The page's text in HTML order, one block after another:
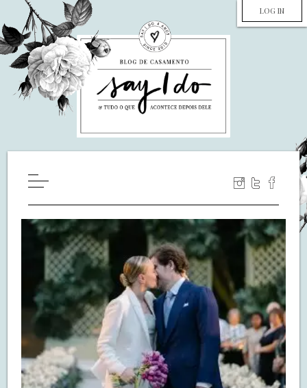
LOG IN
WILL YOU MARRY ME?
LUA DE MEL
COZINHA
DECORAÇÃO
DE NOIVA PRA NOIVA
S.O.S CASADAS
FALE COM O SAY I DO